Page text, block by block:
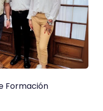
Formación